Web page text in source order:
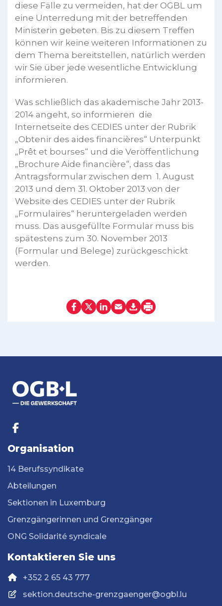
diese Fälle zu vermeiden, hat der OGBL um
eine Unterredung mit der betreffenden
Ministerin gebeten. Bis zu diesem Treffen
können wir keine weiteren Informationen zu
dem Thema bereitstellen, natürlich werden
wir Sie über jede wesentliche Entwicklung
informieren.
Was schließlich das akademische Jahr 2013-
2014 angeht, so informieren die
Internetseite des CEDIES unter der Rubrik
„Obtenir des aides financières“ Unterpunkt
„Prêt et bourses“ und die Veröffentlichung
„Brochure Aide financière“, dass das
Antragsformular zwischen dem 1. August
2013 und dem 31. Oktober 2013 von der
Website des CEDIES unter der Rubrik
„Formulaires“ heruntergeladen werden
muss. Das ausgefüllte Formular muss bis
spätestens zum 30. November 2013
(Formular und Belege) zurückgeschickt
werden.
Organisation
14 Berufssyndikate
Abteilungen
Sektionen in Luxemburg
Grenzgängerinnen und Grenzgänger
ONG Solidarité syndicale
Kontaktieren Sie uns
+352 2 65 43 777
sektion.deutsche-grenzgaenger@ogbl.lu